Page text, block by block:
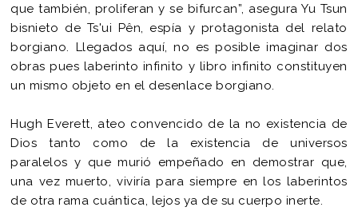
que también, proliferan y se bifurcan”, asegura Yu Tsun
bisnieto de Ts'ui Pên, espía y protagonista del relato
borgiano. Llegados aquí, no es posible imaginar dos
obras pues laberinto infinito y libro infinito constituyen
un mismo objeto en el desenlace borgiano.
Hugh Everett, ateo convencido de la no existencia de
Dios tanto como de la existencia de universos
paralelos y que murió empeñado en demostrar que,
una vez muerto, viviría para siempre en los laberintos
de otra rama cuántica, lejos ya de su cuerpo inerte.